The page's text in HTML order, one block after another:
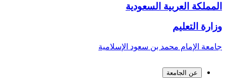
المملكة العربية السعودية
وزارة التعليم
جامعة الإمام محمد بن سعود الإسلامية
عن الجامعة